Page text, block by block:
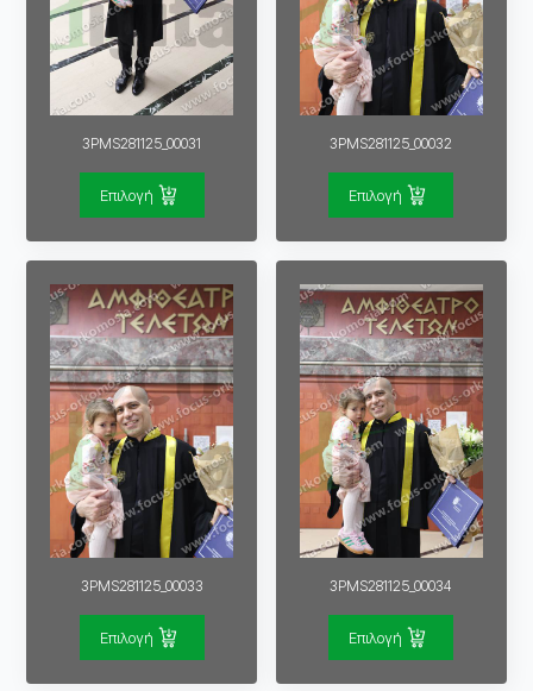
3PMS281125_00031
Επιλογή
3PMS281125_00032
Επιλογή
3PMS281125_00033
Επιλογή
3PMS281125_00034
Επιλογή